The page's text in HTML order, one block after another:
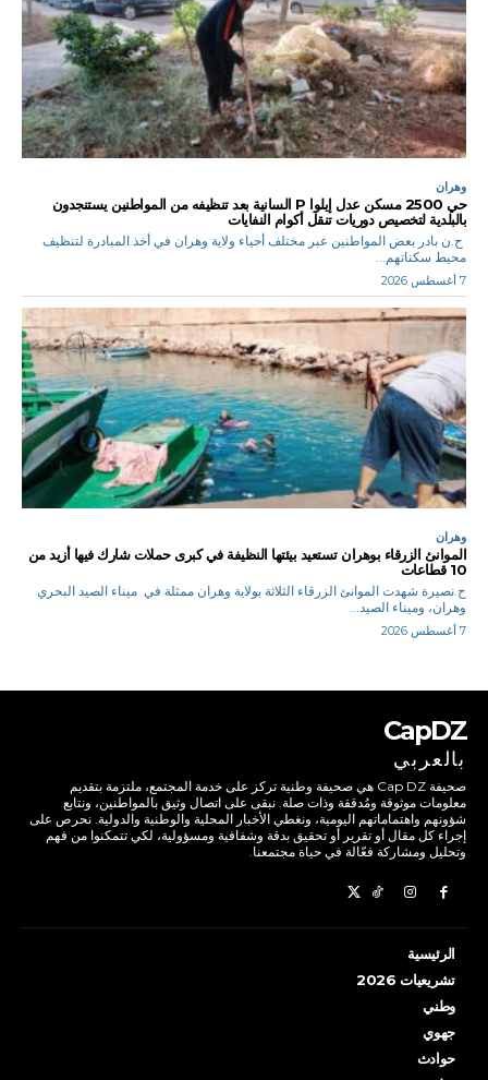
وهران
حي 2500 مسكن عدل إيلوا P السانية بعد تنظيفه من المواطنين يستنجدون
بالبلدية لتخصيص دوريات تنقل أكوام النفايات
ح.ن بادر بعض المواطنين عبر مختلف أحياء ولاية وهران في أخذ المبادرة لتنظيف
محيط سكناتهم...
7 أغسطس 2026
وهران
الموانئ الزرقاء بوهران تستعيد بيئتها النظيفة في كبرى حملات شارك فيها أزيد من
10 قطاعات
ح.نصيرة شهدت الموانئ الزرقاء الثلاثة بولاية وهران ممثلة في ميناء الصيد البحري
وهران، وميناء الصيد...
7 أغسطس 2026
CapDZ
بالعربي
صحيفة Cap DZ هي صحيفة وطنية تركز على خدمة المجتمع، ملتزمة بتقديم
معلومات موثوقة ومُدققة وذات صلة. نبقى على اتصال وثيق بالمواطنين، ونتابع
شؤونهم واهتماماتهم اليومية، ونغطي الأخبار المحلية والوطنية والدولية. نحرص على
إجراء كل مقال أو تقرير أو تحقيق بدقة وشفافية ومسؤولية، لكي تتمكنوا من فهم
وتحليل ومشاركة فعّالة في حياة مجتمعنا.
الرئيسية
تشريعيات 2026
وطني
جهوي
حوادث